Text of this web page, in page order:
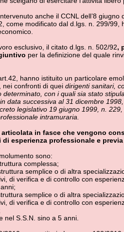
di struttura complessa;
o di altra specializzazione, di
e di controllo con esperienza
e di controllo con esperienza
a 5 anni.
in Legge n. 122/2010 è stato sancito
per gli anni2011, 2012 e 2013, blocco
e 2013 il trattamento complessivo dei
il trattamento ordinariamente spettante
straordinari della dinamica retributiva
degli emolumenti deve ritenersi escluso
salariale, vale a dire nel caso di
prestazione resa.
in merito alla sua applicazione o
Aziende Ospedaliere a bloccare il
delle aziende Ospedaliere, alla
del blocco di cui all’art. 9, co
presa di posizione da parte della
espressa nel documento n.